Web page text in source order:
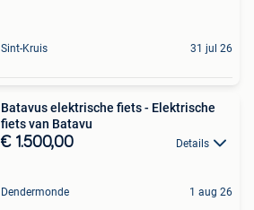
Sint-Kruis 31 jul 26
Batavus elektrische fiets - Elektrische
fiets van Batavu
€ 1.500,00 Details
Dendermonde 1 aug 26